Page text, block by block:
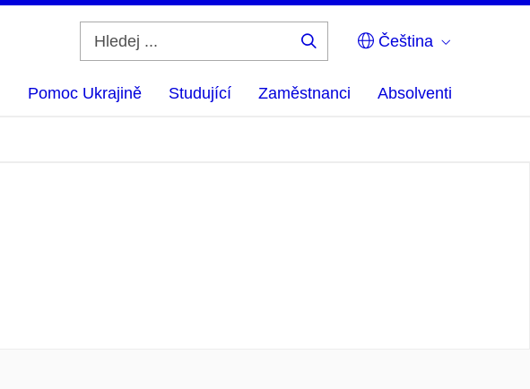
Čeština
Pomoc Ukrajině Studující Zaměstnanci Absolventi